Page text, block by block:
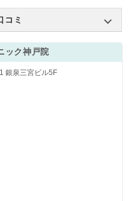
コミ
ック神戸院
銀泉三宮ビル5F